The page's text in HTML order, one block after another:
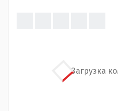
Загрузка